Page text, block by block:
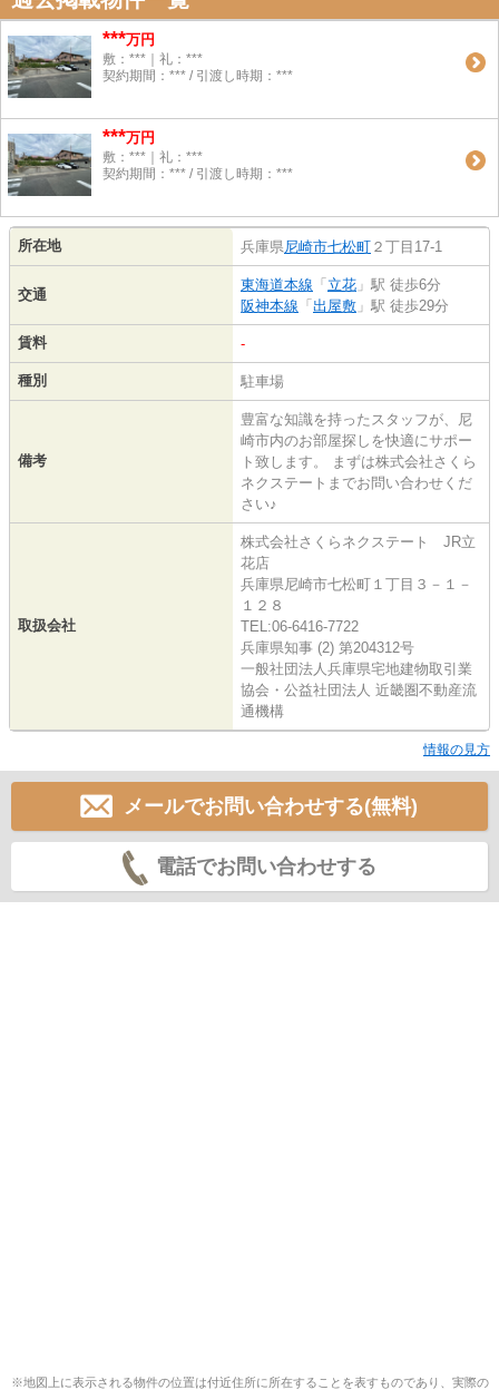
***万円
敷：***｜礼：***
契約期間：*** / 引渡し時期：***
***万円
敷：***｜礼：***
契約期間：*** / 引渡し時期：***
所在地 兵庫県 尼崎市七松町 ２丁目17-1
交通
東海道本線 「 立花 」駅 徒歩6分
阪神本線 「 出屋敷 」駅 徒歩29分
賃料 -
種別 駐車場
備考
豊富な知識を持ったスタッフが、尼
崎市内のお部屋探しを快適にサポー
ト致します。 まずは株式会社さくら
ネクステートまでお問い合わせくだ
さい♪
取扱会社
株式会社さくらネクステート JR立
花店
兵庫県尼崎市七松町１丁目３－１－
１２８
TEL:06-6416-7722
兵庫県知事 (2) 第204312号
一般社団法人兵庫県宅地建物取引業
協会・公益社団法人 近畿圏不動産流
通機構
情報の見方
メールでお問い合わせする(無料)
電話でお問い合わせする
※地図上に表示される物件の位置は付近住所に所在することを表すものであり、実際の